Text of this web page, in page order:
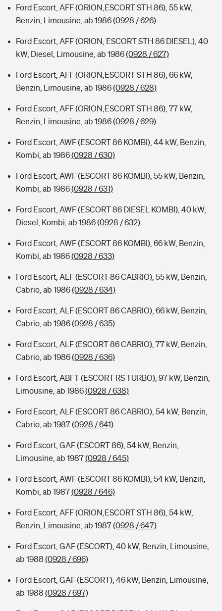
Ford Escort, AFF (ORION,ESCORT STH 86), 55 kW,
Benzin, Limousine, ab 1986(0928 / 626)
Ford Escort, AFF (ORION, ESCORT STH 86 DIESEL), 40
kW, Diesel, Limousine, ab 1986(0928 / 627)
Ford Escort, AFF (ORION,ESCORT STH 86), 66 kW,
Benzin, Limousine, ab 1986(0928 / 628)
Ford Escort, AFF (ORION,ESCORT STH 86), 77 kW,
Benzin, Limousine, ab 1986(0928 / 629)
Ford Escort, AWF (ESCORT 86 KOMBI), 44 kW, Benzin,
Kombi, ab 1986(0928 / 630)
Ford Escort, AWF (ESCORT 86 KOMBI), 55 kW, Benzin,
Kombi, ab 1986(0928 / 631)
Ford Escort, AWF (ESCORT 86 DIESEL KOMBI), 40 kW,
Diesel, Kombi, ab 1986(0928 / 632)
Ford Escort, AWF (ESCORT 86 KOMBI), 66 kW, Benzin,
Kombi, ab 1986(0928 / 633)
Ford Escort, ALF (ESCORT 86 CABRIO), 55 kW, Benzin,
Cabrio, ab 1986(0928 / 634)
Ford Escort, ALF (ESCORT 86 CABRIO), 66 kW, Benzin,
Cabrio, ab 1986(0928 / 635)
Ford Escort, ALF (ESCORT 86 CABRIO), 77 kW, Benzin,
Cabrio, ab 1986(0928 / 636)
Ford Escort, ABFT (ESCORT RS TURBO), 97 kW, Benzin,
Limousine, ab 1986(0928 / 638)
Ford Escort, ALF (ESCORT 86 CABRIO), 54 kW, Benzin,
Cabrio, ab 1987(0928 / 641)
Ford Escort, GAF (ESCORT 86), 54 kW, Benzin,
Limousine, ab 1987(0928 / 645)
Ford Escort, AWF (ESCORT 86 KOMBI), 54 kW, Benzin,
Kombi, ab 1987(0928 / 646)
Ford Escort, AFF (ORION,ESCORT STH 86), 54 kW,
Benzin, Limousine, ab 1987(0928 / 647)
Ford Escort, GAF (ESCORT), 40 kW, Benzin, Limousine,
ab 1988 (0928 / 696)
Ford Escort, GAF (ESCORT), 46 kW, Benzin, Limousine,
ab 1988 (0928 / 697)